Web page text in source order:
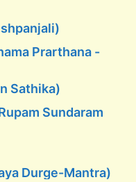
Prarthana -
Sathika)
Sundaram
Durge-Mantra)